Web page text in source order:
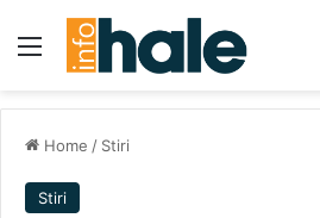
Menu
Home / Stiri
Stiri